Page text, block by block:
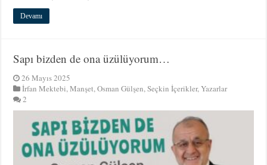
Devamı
Sapı bizden de ona üzülüyorum…
26 Mayıs 2025
İrfan Mektebi,Manşet,Osman Gülşen,Seçkin İçerikler,Yazarlar
2